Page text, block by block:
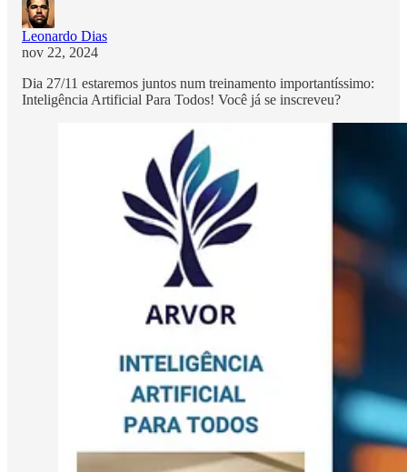
Leonardo Dias
nov 22, 2024
Dia 27/11 estaremos juntos num treinamento importantíssimo:
Inteligência Artificial Para Todos! Você já se inscreveu?